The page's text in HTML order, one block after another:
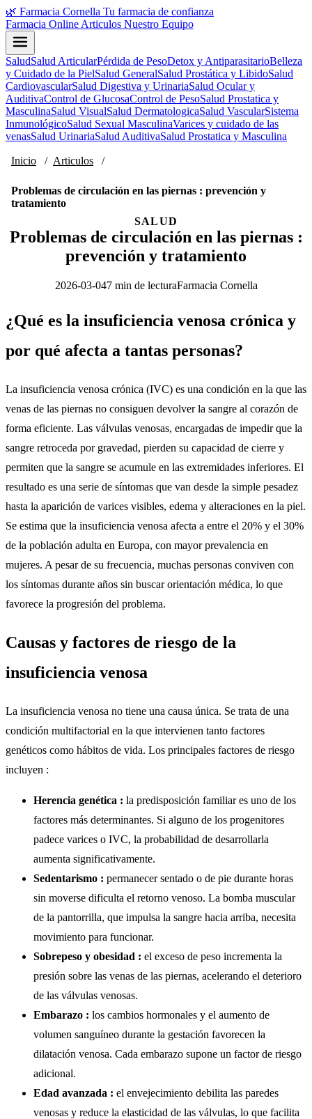
🌿 Farmacia Cornella Tu farmacia de confianza
Farmacia Online Articulos Nuestro Equipo
SaludSalud ArticularPérdida de PesoDetox y AntiparasitarioBelleza
y Cuidado de la PielSalud GeneralSalud Prostática y LibidoSalud
CardiovascularSalud Digestiva y UrinariaSalud Ocular y
AuditivaControl de GlucosaControl de PesoSalud Prostatica y
MasculinaSalud VisualSalud DermatologicaSalud VascularSistema
InmunológicoSalud Sexual MasculinaVarices y cuidado de las
venasSalud UrinariaSalud AuditivaSalud Prostatica y Masculina
Inicio / Articulos /
Problemas de circulación en las piernas : prevención y
tratamiento
SALUD
Problemas de circulación en las piernas :
prevención y tratamiento
2026-03-047 min de lecturaFarmacia Cornella
¿Qué es la insuficiencia venosa crónica y
por qué afecta a tantas personas?
La insuficiencia venosa crónica (IVC) es una condición en la que las
venas de las piernas no consiguen devolver la sangre al corazón de
forma eficiente. Las válvulas venosas, encargadas de impedir que la
sangre retroceda por gravedad, pierden su capacidad de cierre y
permiten que la sangre se acumule en las extremidades inferiores. El
resultado es una serie de síntomas que van desde la simple pesadez
hasta la aparición de varices visibles, edema y alteraciones en la piel.
Se estima que la insuficiencia venosa afecta a entre el 20% y el 30%
de la población adulta en Europa, con mayor prevalencia en
mujeres. A pesar de su frecuencia, muchas personas conviven con
los síntomas durante años sin buscar orientación médica, lo que
favorece la progresión del problema.
Causas y factores de riesgo de la
insuficiencia venosa
La insuficiencia venosa no tiene una causa única. Se trata de una
condición multifactorial en la que intervienen tanto factores
genéticos como hábitos de vida. Los principales factores de riesgo
incluyen :
Herencia genética : la predisposición familiar es uno de los
factores más determinantes. Si alguno de los progenitores
padece varices o IVC, la probabilidad de desarrollarla
aumenta significativamente.
Sedentarismo : permanecer sentado o de pie durante horas
sin moverse dificulta el retorno venoso. La bomba muscular
de la pantorrilla, que impulsa la sangre hacia arriba, necesita
movimiento para funcionar.
Sobrepeso y obesidad : el exceso de peso incrementa la
presión sobre las venas de las piernas, acelerando el deterioro
de las válvulas venosas.
Embarazo : los cambios hormonales y el aumento de
volumen sanguíneo durante la gestación favorecen la
dilatación venosa. Cada embarazo supone un factor de riesgo
adicional.
Edad avanzada : el envejecimiento debilita las paredes
venosas y reduce la elasticidad de las válvulas, lo que facilita